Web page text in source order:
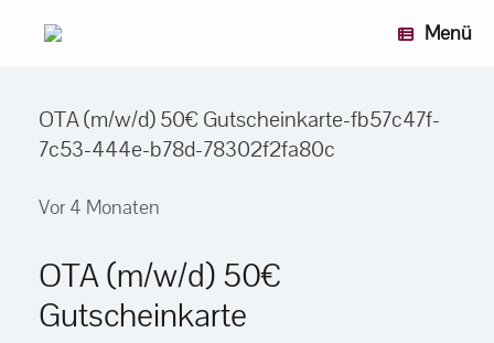
Menü
OTA (m/w/d) 50€ Gutscheinkarte-fb57c47f-
7c53-444e-b78d-78302f2fa80c
Vor 4 Monaten
OTA (m/w/d) 50€
Gutscheinkarte